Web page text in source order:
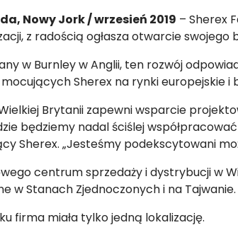
Nowy Jork / wrzesień 2019 – Sherex
z radością ogłasza otwarcie swojego
w Burnley w Anglii, ten rozwój
Sherex na rynki europejskie i
Wielkiej Brytanii zapewni wsparcie
będziemy nadal ściślej
Sherex. „Jesteśmy podekscytowani
centrum sprzedaży i dystrybucji w
w Stanach Zjednoczonych i na Tajwanie.
firma miała tylko jedną lokalizację.